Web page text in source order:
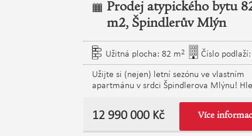
Prodej atypického bytu
m2, Špindlerův Mlýn
Užitná plocha: 82 m2
Číslo
Užijte si (nejen) letní sezónu ve vlastním
apartmánu v srdci Špindlerova Mlýnu!
tempa, přitom zůstanete v kontaktu s
hlavně s těmi, na kterých záleží? Tento
elegantní mezonetový apartmán v
Více
12 990 000 Kč